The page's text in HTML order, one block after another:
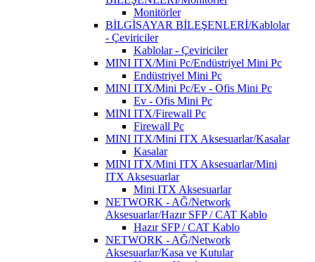
Monitörler
BİLGİSAYAR BİLEŞENLERİ/Kablolar
- Çeviriciler
Kablolar - Çeviriciler
MINI ITX/Mini Pc/Endüstriyel Mini Pc
Endüstriyel Mini Pc
MINI ITX/Mini Pc/Ev - Ofis Mini Pc
Ev - Ofis Mini Pc
MINI ITX/Firewall Pc
Firewall Pc
MINI ITX/Mini ITX Aksesuarlar/Kasalar
Kasalar
MINI ITX/Mini ITX Aksesuarlar/Mini
ITX Aksesuarlar
Mini ITX Aksesuarlar
NETWORK - AĞ/Network
Aksesuarlar/Hazır SFP / CAT Kablo
Hazır SFP / CAT Kablo
NETWORK - AĞ/Network
Aksesuarlar/Kasa ve Kutular